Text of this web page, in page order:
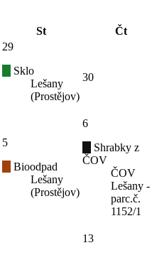
St
Čt
29
Sklo
Lešany
(Prostějov)
30
5
Bioodpad
Lešany
(Prostějov)
6
Shrabky z
ČOV
ČOV
Lešany -
parc.č.
1152/1
13